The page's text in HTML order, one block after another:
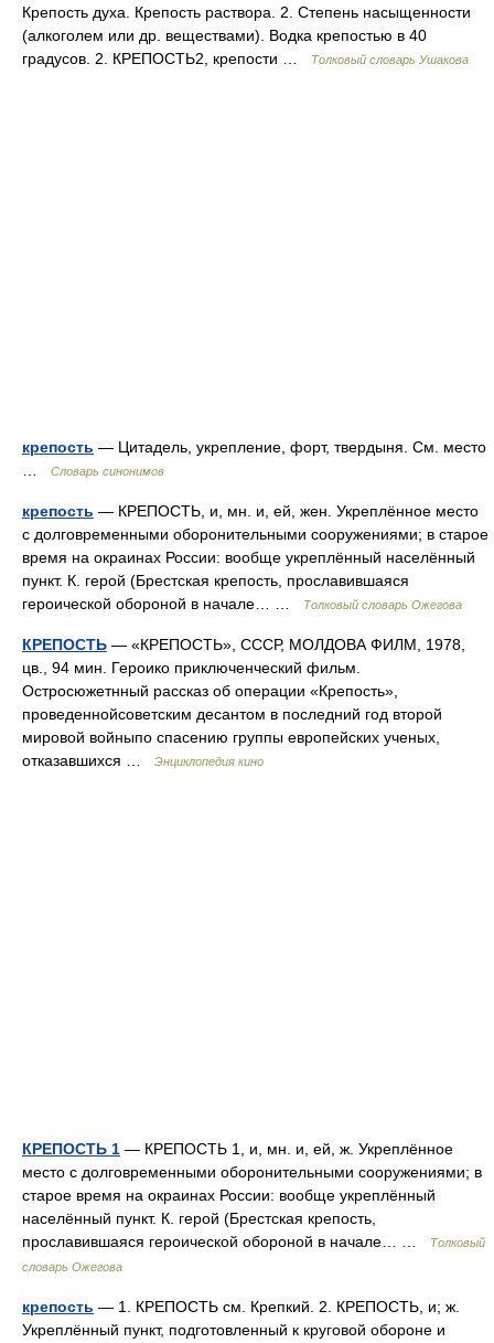
Крепость духа. Крепость раствора. 2. Степень насыщенности
(алкоголем или др. веществами). Водка крепостью в 40
градусов. 2. КРЕПОСТЬ2, крепости …
Толковый словарь Ушакова
крепость — Цитадель, укрепление, форт, твердыня. См. место
…
Словарь синонимов
крепость — КРЕПОСТЬ, и, мн. и, ей, жен. Укреплённое место
с долговременными оборонительными сооружениями; в старое
время на окраинах России: вообще укреплённый населённый
пункт. К. герой (Брестская крепость, прославившаяся
героической обороной в начале… …
Толковый словарь Ожегова
КРЕПОСТЬ — «КРЕПОСТЬ», СССР, МОЛДОВА ФИЛМ, 1978,
цв., 94 мин. Героико приключенческий фильм.
Остросюжетнный рассказ об операции «Крепость»,
проведеннойсоветским десантом в последний год второй
мировой войныпо спасению группы европейских ученых,
отказавшихся …
Энциклопедия кино
КРЕПОСТЬ 1 — КРЕПОСТЬ 1, и, мн. и, ей, ж. Укреплённое
место с долговременными оборонительными сооружениями; в
старое время на окраинах России: вообще укреплённый
населённый пункт. К. герой (Брестская крепость,
прославившаяся героической обороной в начале… …
Толковый
словарь Ожегова
крепость — 1. КРЕПОСТЬ см. Крепкий. 2. КРЕПОСТЬ, и; ж.
Укреплённый пункт, подготовленный к круговой обороне и